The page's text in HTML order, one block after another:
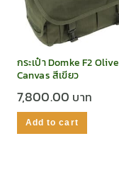
กระเป๋า Domke F2 Olive
Canvas สีเขียว
7,800.00
Add to cart